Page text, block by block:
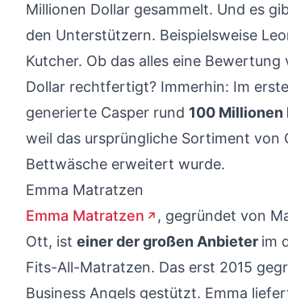
Millionen Dollar gesammelt. Und es
den Unterstützern. Beispielsweise
Kutcher. Ob das alles eine
Dollar rechtfertigt? Immerhin: Im
generierte Casper rund 100 Millionen
weil das ursprüngliche Sortiment von
Bettwäsche erweitert wurde.
Emma Matratzen
Emma Matratzen
, gegründet von
Ott, ist einer der großen Anbieter im
Fits-All-Matratzen. Das erst 2015
Business Angels gestützt. Emma